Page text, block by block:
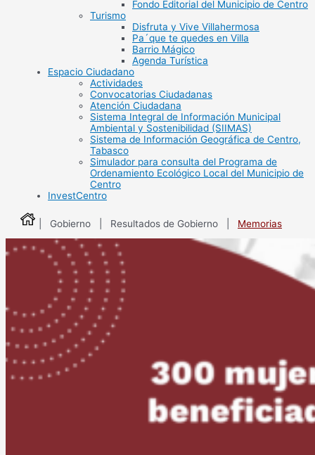
Fondo Editorial del Municipio de Centro
Turismo
Disfruta y Vive Villahermosa
Pa´que te quedes en Villa
Barrio Mágico
Agenda Turística
Espacio Ciudadano
Actividades
Convocatorias Ciudadanas
Atención Ciudadana
Sistema Integral de Información Municipal
Ambiental y Sostenibilidad (SIIMAS)
Sistema de Información Geográfica de Centro,
Tabasco
Simulador para consulta del Programa de
Ordenamiento Ecológico Local del Municipio de
Centro
InvestCentro
| Gobierno | Resultados de Gobierno | Memorias